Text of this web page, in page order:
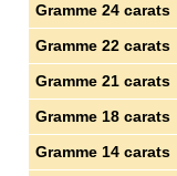
Gramme 24 carats
Gramme 22 carats
Gramme 21 carats
Gramme 18 carats
Gramme 14 carats